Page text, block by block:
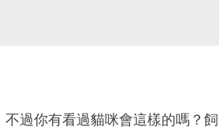
過你有看過貓咪會這樣的嗎？飼